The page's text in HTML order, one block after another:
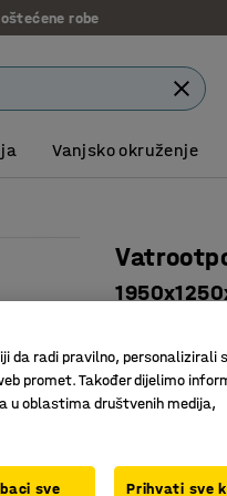
Vanjsko okruženje
Puno
Način
da radi pravilno, personalizirali
promet. Također dijelimo
u oblastima društvenih medija,
sve Prihvati sve